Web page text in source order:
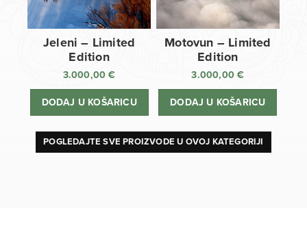
Jeleni – Limited
Edition
3.000,00€
DODAJ U KOŠARICU
Motovun – Limited
Edition
3.000,00€
DODAJ U KOŠARICU
POGLEDAJTE SVE PROIZVODE U OVOJ KATEGORIJI